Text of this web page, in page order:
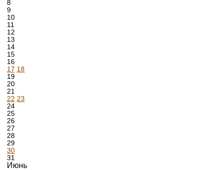
8
9
10
11
12
13
14
15
16
17 18
19
20
21
22 23
24
25
26
27
28
29
30
31
Июнь